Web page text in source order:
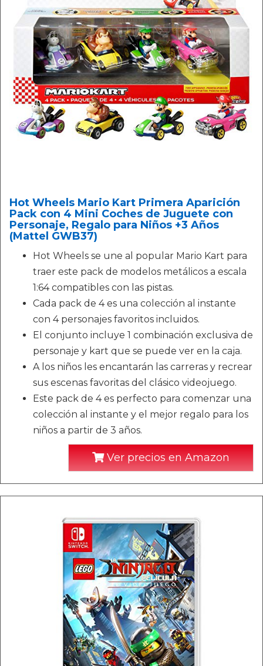
Hot Wheels Mario Kart Primera Aparición
Pack con 4 Mini Coches de Juguete con
Personaje, Regalo para Niños +3 Años
(Mattel GWB37)
Hot Wheels se une al popular Mario Kart para
traer este pack de modelos metálicos a escala
1:64 compatibles con las pistas.
Cada pack de 4 es una colección al instante
con 4 personajes favoritos incluidos.
El conjunto incluye 1 combinación exclusiva de
personaje y kart que se puede ver en la caja.
A los niños les encantarán las carreras y recrear
sus escenas favoritas del clásico videojuego.
Este pack de 4 es perfecto para comenzar una
colección al instante y el mejor regalo para los
niños a partir de 3 años.
Ver precios en Amazon